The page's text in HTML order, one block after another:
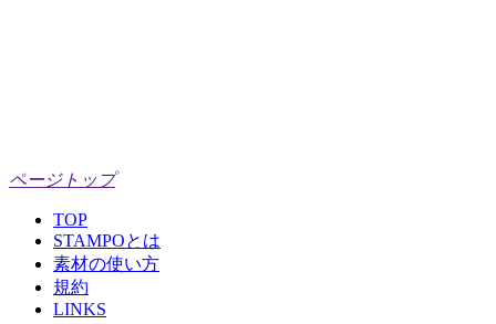
ページトップ
TOP
STAMPOとは
素材の使い方
規約
LINKS